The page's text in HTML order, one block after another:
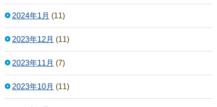
2024年1月 (11)
2023年12月 (11)
2023年11月 (7)
2023年10月 (11)